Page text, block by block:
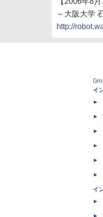
～大阪大学
http://
イ
イ